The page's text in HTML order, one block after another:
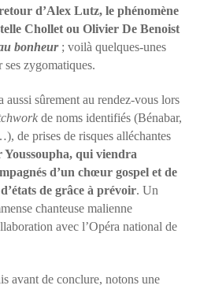
d’Alex Lutz, le phénomène
Chollet ou Olivier De Benoist
bonheur; voilà quelques-unes
ses zygomatiques.
sûrement au rendez-vous lors
de noms identifiés (Bénabar,
de prises de risques alléchantes
Youssoupha, qui viendra
d’un chœur gospel et de
de grâce à prévoir. Un
chanteuse malienne
avec l’Opéra national de
avant de conclure, notons une